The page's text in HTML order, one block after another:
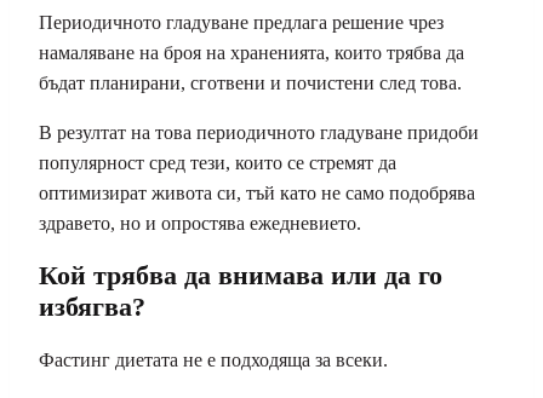
Периодичното гладуване предлага решение чрез
намаляване на броя на храненията, които трябва да
бъдат планирани, сготвени и почистени след това.
В резултат на това периодичното гладуване придоби
популярност сред тези, които се стремят да
оптимизират живота си, тъй като не само подобрява
здравето, но и опростява ежедневието.
Кой трябва да внимава или да го
избягва?
Фастинг диетата не е подходяща за всеки.